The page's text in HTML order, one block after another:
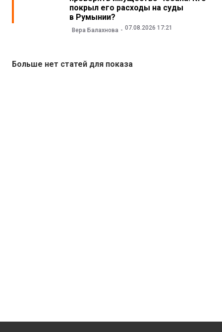
покрыл его расходы на суды
в Румынии?
Вера Балахнова 07.08.2026 17:21
Больше нет статей для показа